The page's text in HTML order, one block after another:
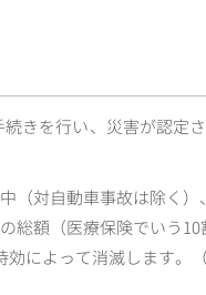
きを行い、災害が認定
（対自動車事故は除く）
額（医療保険でいう10
によって消滅します。